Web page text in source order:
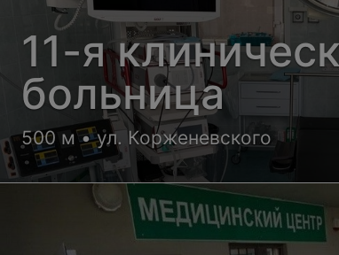
11-я
больница
500 м • ул. Корженевского